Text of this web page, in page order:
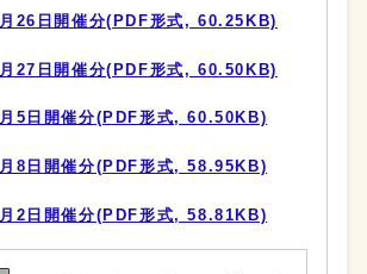
26日開催分(PDF形式, 60.25KB)
27日開催分(PDF形式, 60.50KB)
5日開催分(PDF形式, 60.50KB)
8日開催分(PDF形式, 58.95KB)
2日開催分(PDF形式, 58.81KB)